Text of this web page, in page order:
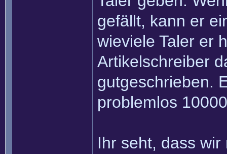
gefällt, kann er
wieviele Taler er
Artikelschreiber
gutgeschrieben.
problemlos
Ihr seht, dass